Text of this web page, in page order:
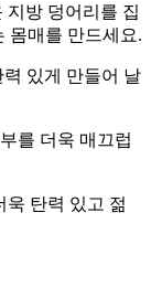
지방 덩어리를 집
몸매를 만드세요.
있게 만들어 날
를 더욱 매끄럽
욱 탄력 있고 젊